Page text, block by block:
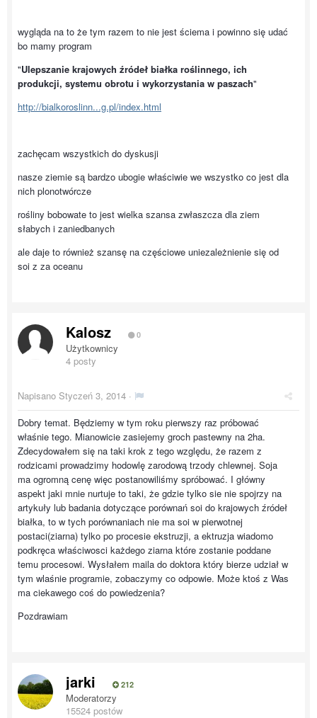
wygląda na to że tym razem to nie jest ściema i powinno się udać
bo mamy program
"Ulepszanie krajowych źródeł białka roślinnego, ich
produkcji, systemu obrotu i wykorzystania w paszach"
http://bialkoroslinn...g.pl/index.html
zachęcam wszystkich do dyskusji
nasze ziemie są bardzo ubogie właściwie we wszystko co jest dla
nich plonotwórcze
rośliny bobowate to jest wielka szansa zwłaszcza dla ziem
słabych i zaniedbanych
ale daje to również szansę na częściowe uniezależnienie się od
soi z za oceanu
Kalosz 0
Użytkownicy
4 posty
Napisano Styczeń 3, 2014 ·
Dobry temat. Będziemy w tym roku pierwszy raz próbować
właśnie tego. Mianowicie zasiejemy groch pastewny na 2ha.
Zdecydowałem się na taki krok z tego względu, że razem z
rodzicami prowadzimy hodowlę zarodową trzody chlewnej. Soja
ma ogromną cenę więc postanowiliśmy spróbować. I główny
aspekt jaki mnie nurtuje to taki, że gdzie tylko sie nie spojrzy na
artykuły lub badania dotyczące porównań soi do krajowych źródeł
białka, to w tych porównaniach nie ma soi w pierwotnej
postaci(ziarna) tylko po procesie ekstruzji, a ektruzja wiadomo
podkręca właściwosci każdego ziarna które zostanie poddane
temu procesowi. Wysłałem maila do doktora który bierze udział w
tym wlaśnie programie, zobaczymy co odpowie. Może ktoś z Was
ma ciekawego coś do powiedzenia?
Pozdrawiam
jarki 212
Moderatorzy
15524 postów